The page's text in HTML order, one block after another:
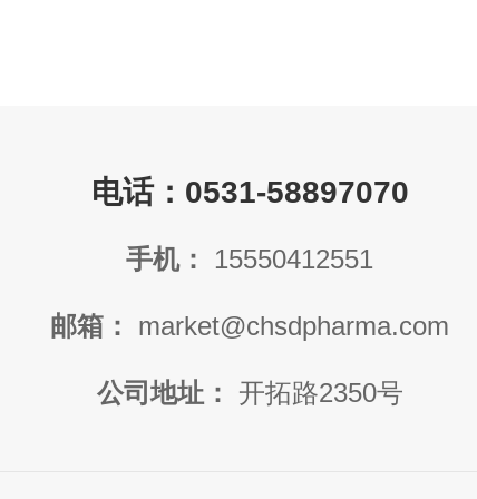
电话：0531-58897070
手机： 15550412551
邮箱： market@chsdpharma.com
公司地址： 开拓路2350号